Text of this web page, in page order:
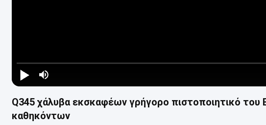
Play Video
Play
Mute
Q345 χάλυβα εκσκαφέων γρήγορο πιστοποιητικό
καθηκόντων